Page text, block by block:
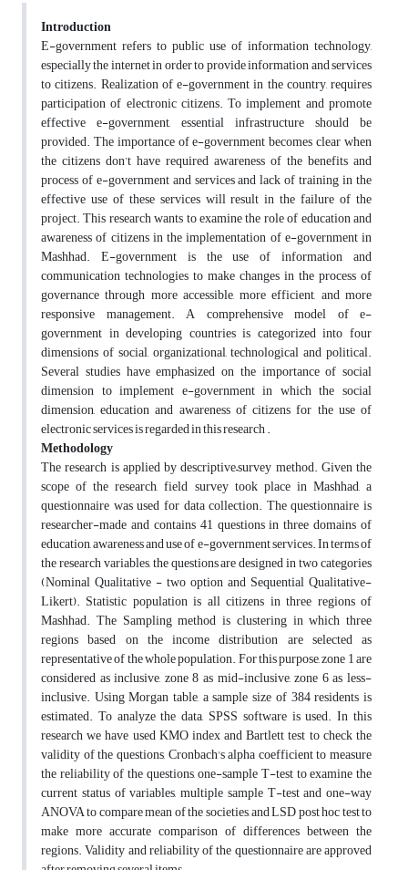
Introduction
E-government refers to public use of information technology,
especially the internet in order to provide information and services
to citizens. Realization of e-government in the country, requires
participation of electronic citizens. To implement and promote
effective e-government, essential infrastructure should be
provided. The importance of e-government becomes clear when
the citizens don’t have required awareness of the benefits and
process of e-government and services and lack of training in the
effective use of these services will result in the failure of the
project. This research wants to examine the role of education and
awareness of citizens in the implementation of e-government in
Mashhad. E-government is the use of information and
communication technologies to make changes in the process of
governance through more accessible, more efficient, and more
responsive management. A comprehensive model of e-
government in developing countries is categorized into four
dimensions of social, organizational, technological and political.
Several studies have emphasized on the importance of social
dimension to implement e-government in which the social
dimension, education and awareness of citizens for the use of
electronic services is regarded in this research .
Methodology
The research is applied by descriptive–survey method. Given the
scope of the research, field survey took place in Mashhad, a
questionnaire was used for data collection. The questionnaire is
researcher-made and contains 41 questions in three domains of
education, awareness and use of e-government services. In terms of
the research variables, the questions are designed in two categories
(Nominal Qualitative - two option and Sequential Qualitative-
Likert). Statistic population is all citizens in three regions of
Mashhad. The Sampling method is clustering in which three
regions based on the income distribution are selected as
representative of the whole population. For this purpose, zone 1 are
considered as inclusive, zone 8 as mid-inclusive, zone 6 as less-
inclusive. Using Morgan table, a sample size of 384 residents is
estimated. To analyze the data, SPSS software is used. In this
research we have used KMO index and Bartlett test to check the
validity of the questions, Cronbach's alpha coefficient to measure
the reliability of the questions, one-sample T-test to examine the
current status of variables, multiple sample T-test and one-way
ANOVA to compare mean of the societies, and LSD post hoc test to
make more accurate comparison of differences between the
regions. Validity and reliability of the questionnaire are approved